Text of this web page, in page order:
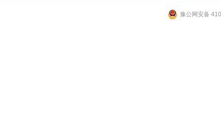
豫公网安备